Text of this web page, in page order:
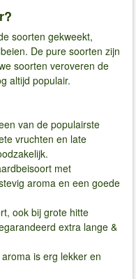
soorten gekweekt,
De pure soorten zijn
soorten veroveren de
altijd populair.
van de populairste
vruchten en late
met
aroma en een goede
ook bij grote hitte
extra lange &
is erg lekker en